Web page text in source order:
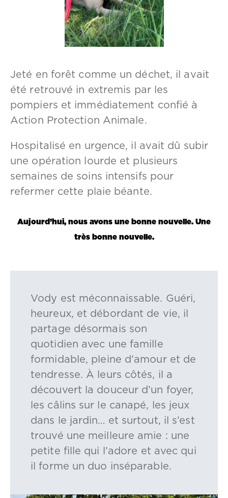
Jeté en forêt comme un déchet, il avait
été retrouvé in extremis par les
pompiers et immédiatement confié à
Action Protection Animale.
Hospitalisé en urgence, il avait dû subir
une opération lourde et plusieurs
semaines de soins intensifs pour
refermer cette plaie béante.
Aujourd’hui, nous avons une bonne nouvelle. Une
très bonne nouvelle.
Vody est méconnaissable. Guéri,
heureux, et débordant de vie, il
partage désormais son
quotidien avec une famille
formidable, pleine d’amour et de
tendresse. À leurs côtés, il a
découvert la douceur d’un foyer,
les câlins sur le canapé, les jeux
dans le jardin… et surtout, il s’est
trouvé une meilleure amie : une
petite fille qui l’adore et avec qui
il forme un duo inséparable.